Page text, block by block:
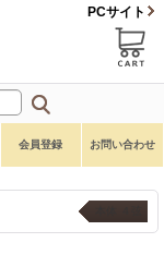
PCサイト
会員登録 お問い合わせ